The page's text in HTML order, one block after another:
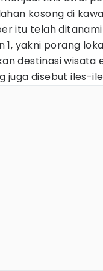
kosong di
itu telah ditanami
1, yakni porang
destinasi wisata
juga disebut iles-